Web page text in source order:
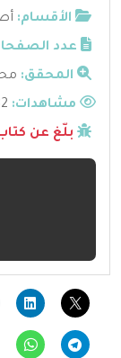
الأقسام:
عدد
المحقق:
مشاهدات:
بلّغ عن